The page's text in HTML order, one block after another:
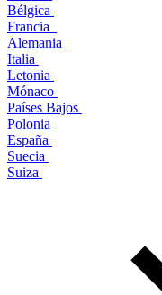
Bélgica
Francia
Alemania
Italia
Letonia
Mónaco
Países Bajos
Polonia
España
Suecia
Suiza